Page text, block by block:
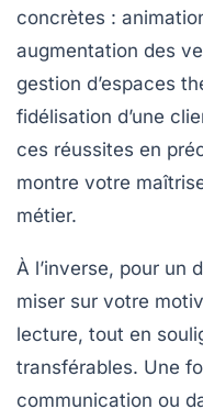
concrètes :
augmentation des
gestion d’espaces
fidélisation d’une
ces réussites en
montre votre
métier.
À l’inverse, pour un
miser sur votre
lecture, tout en
transférables. Une
communication ou